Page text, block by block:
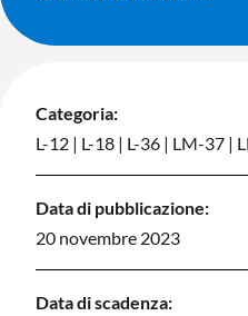
Categoria:
L-12 | L-18 | L-36 | LM-37 |
Data di pubblicazione:
20 novembre 2023
Data di scadenza: